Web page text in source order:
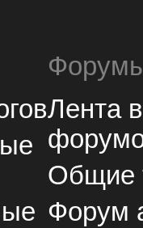
Лента
Общие
Форум